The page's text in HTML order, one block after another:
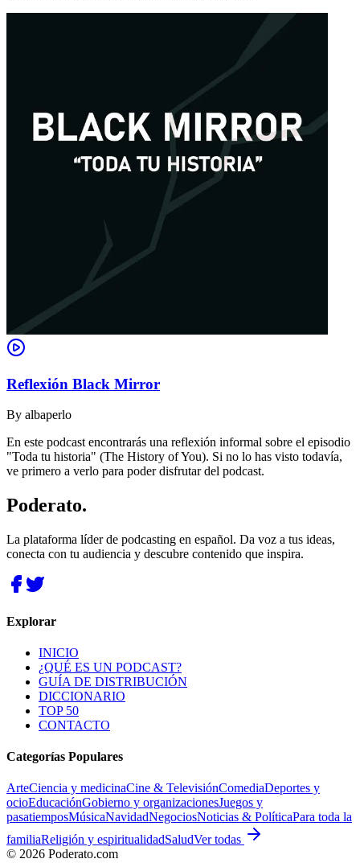
Reflexión Black Mirror
By albaperlo
En este podcast encontrarás una reflexión informal sobre el episodio
"Toda tu historia" (The History of You). Si no lo has visto todavía,
ve primero a verlo para poder disfrutar del podcast.
Poderato.
La plataforma líder de podcasting en español. Da voz a tus ideas,
conecta con tu audiencia y descubre contenido que inspira.
Explorar
INICIO
¿QUÉ ES UN PODCAST?
GUÍA DE DISTRIBUCIÓN
DICCIONARIO
TOP 50
CONTACTO
Categorías Populares
ArteCiencia y medicinaCine & TelevisiónComediaDeportes y
ocioEducaciónGobierno y organizacionesJuegos y
pasatiemposMúsicaNavidadNegociosNoticias & PolíticaPara toda la
familiaReligión y espiritualidadSaludVer todas
© 2026 Poderato.com